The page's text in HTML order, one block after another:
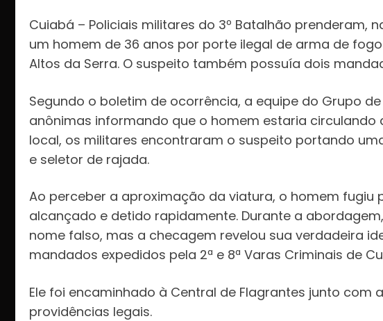
Cuiabá – Policiais militares do 3º Batalhão prenderam,
um homem de 36 anos por porte ilegal de arma de
Altos da Serra. O suspeito também possuía dois
Segundo o boletim de ocorrência, a equipe do Grupo
anônimas informando que o homem estaria circulando
local, os militares encontraram o suspeito portando
e seletor de rajada.
Ao perceber a aproximação da viatura, o homem fugiu
alcançado e detido rapidamente. Durante a
nome falso, mas a checagem revelou sua verdadeira
mandados expedidos pela 2ª e 8ª Varas Criminais de
Ele foi encaminhado à Central de Flagrantes junto com
providências legais.